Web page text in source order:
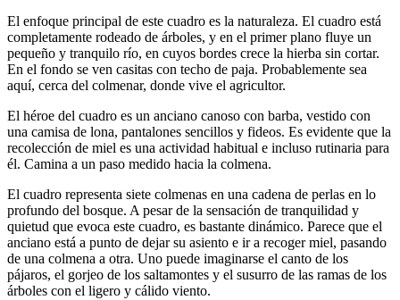
El enfoque principal de este cuadro es la naturaleza. El cuadro está
completamente rodeado de árboles, y en el primer plano fluye un
pequeño y tranquilo río, en cuyos bordes crece la hierba sin cortar.
En el fondo se ven casitas con techo de paja. Probablemente sea
aquí, cerca del colmenar, donde vive el agricultor.
El héroe del cuadro es un anciano canoso con barba, vestido con
una camisa de lona, pantalones sencillos y fideos. Es evidente que la
recolección de miel es una actividad habitual e incluso rutinaria para
él. Camina a un paso medido hacia la colmena.
El cuadro representa siete colmenas en una cadena de perlas en lo
profundo del bosque. A pesar de la sensación de tranquilidad y
quietud que evoca este cuadro, es bastante dinámico. Parece que el
anciano está a punto de dejar su asiento e ir a recoger miel, pasando
de una colmena a otra. Uno puede imaginarse el canto de los
pájaros, el gorjeo de los saltamontes y el susurro de las ramas de los
árboles con el ligero y cálido viento.